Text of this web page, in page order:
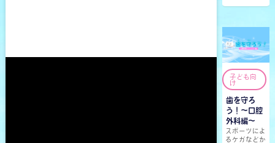
子ども向
け
歯を守ろ
う！〜口腔
外科編〜
スポーツによ
るケガなどか